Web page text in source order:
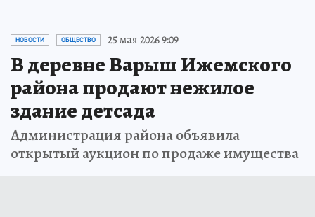
НОВОСТИ ОБЩЕСТВО 25 мая 2026 9:09
В деревне Варыш Ижемского
района продают нежилое
здание детсада
Администрация района объявила
открытый аукцион по продаже имущества